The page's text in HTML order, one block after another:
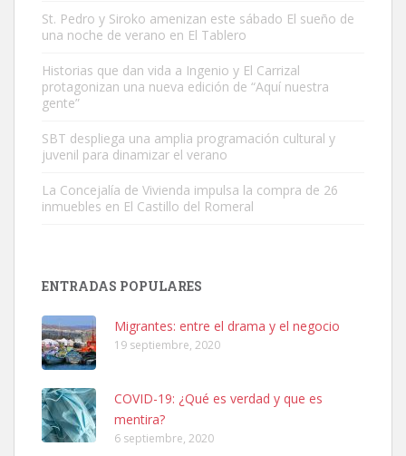
Este gato macho ha aparecido en la calle hace menos de un mes,
es muy manso y extremadamente cari...
Leales.org » Gran Canaria
Leales.org » Gran Canaria
St. Pedro y Siroko amenizan este sábado El sueño de
una noche de verano en El Tablero
Historias que dan vida a Ingenio y El Carrizal
protagonizan una nueva edición de “Aquí nuestra
gente”
SBT despliega una amplia programación cultural y
juvenil para dinamizar el verano
La Concejalía de Vivienda impulsa la compra de 26
inmuebles en El Castillo del Romeral
ENTRADAS POPULARES
Migrantes: entre el drama y el negocio
19 septiembre, 2020
COVID-19: ¿Qué es verdad y que es
mentira?
6 septiembre, 2020